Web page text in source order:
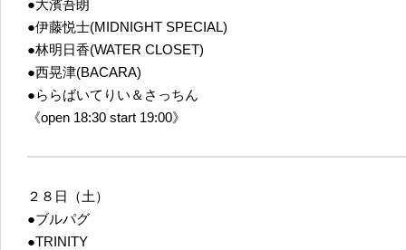
●大濱吾朗
●伊藤悦士(MIDNIGHT SPECIAL)
●林明日香(WATER CLOSET)
●西晃津(BACARA)
●ららばいてりい＆さっちん
《open 18:30 start 19:00》
２８日（土）
●ブルパグ
●TRINITY